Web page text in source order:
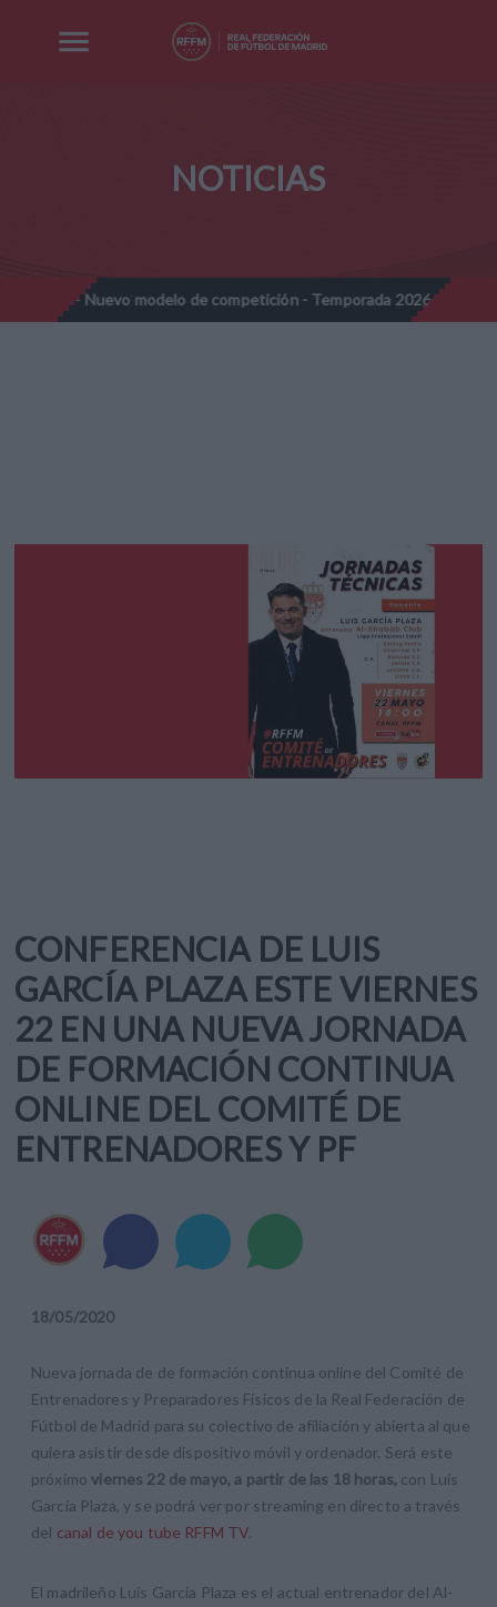
NOTICIAS
- Nuevo modelo de competición - Temporada 2026-2027
CONFERENCIA DE LUIS
GARCÍA PLAZA ESTE VIERNES
22 EN UNA NUEVA JORNADA
DE FORMACIÓN CONTINUA
ONLINE DEL COMITÉ DE
ENTRENADORES Y PF
18/05/2020
Nueva jornada de de formación continua online del Comité de
Entrenadores y Preparadores Físicos de la Real Federación de
Fútbol de Madrid para su colectivo de afiliación y abierta al que
quiera asistir desde dispositivo móvil y ordenador. Será este
próximo viernes 22 de mayo, a partir de las 18 horas, con Luis
García Plaza, y se podrá ver por streaming en directo a través
del canal de you tube RFFM TV.
El madrileño Luis García Plaza es el actual entrenador del Al-